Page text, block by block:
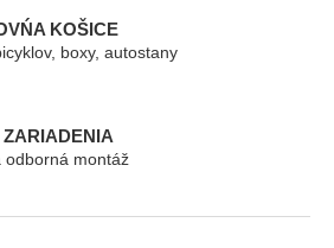
k
y
v
i
s
u
KOŠICE
boxy, autostany
odborná montáž